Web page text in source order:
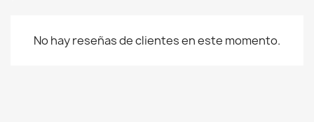
No hay reseñas de clientes en este momento.